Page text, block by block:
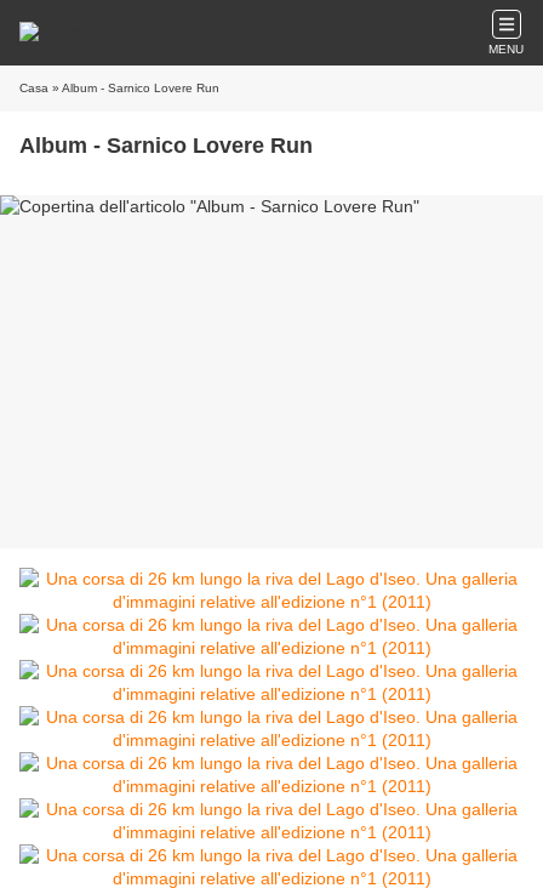
MENU
Casa » Album - Sarnico Lovere Run
Album - Sarnico Lovere Run